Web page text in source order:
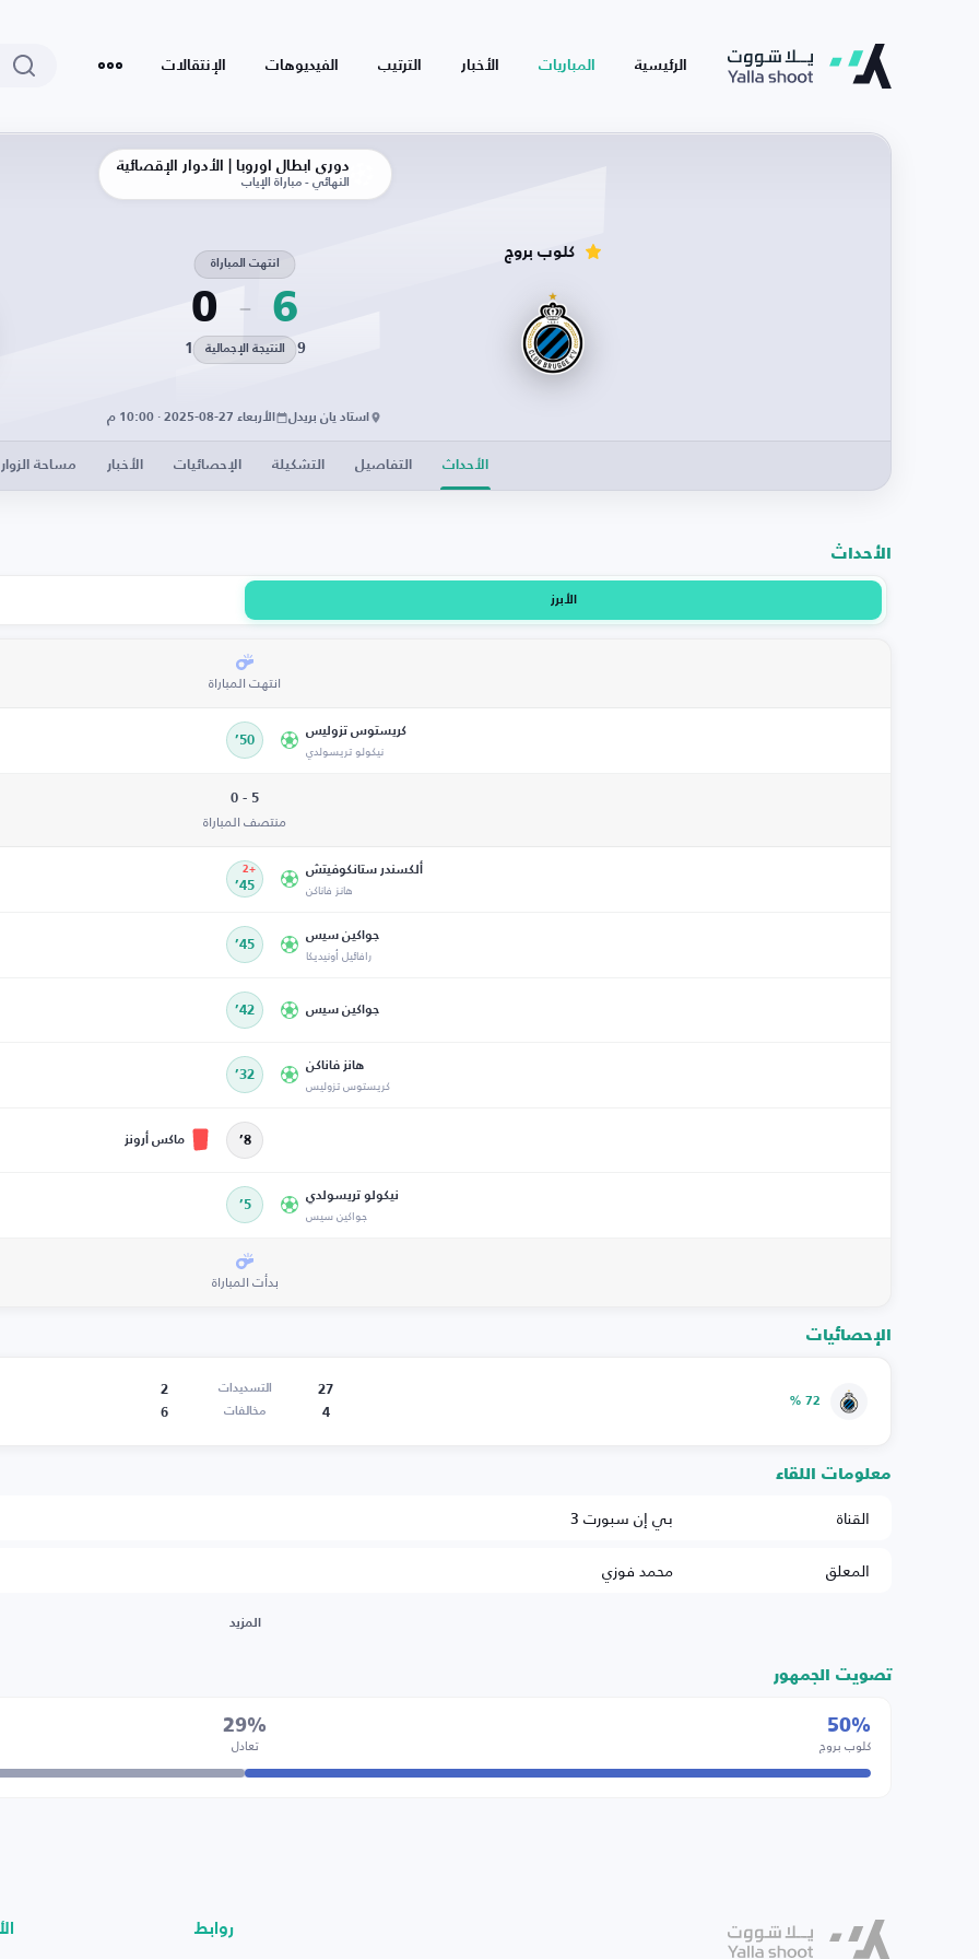
الرئيسية المباريات الأخبار الترتيب الفيديوهات الإنتقالات
دوري أبطال أوروبا | الأدوار الإقصائية
النهائي - مباراة الإياب
كلوب بروج
6
انتهت المباراة
0
9 النتيجة الإجمالية 1
استاد يان بريدل الأربعاء 27-08-2025 · 10:00 م
الأحداث التفاصيل التشكيلة الإحصائيات الأخبار مساحة الزوار
الأحداث
الأبرز
انتهت المباراة
كريستوس تزوليس
نيكولو تريسولدي 50’
5 - 0
منتصف المباراة
ألكسندر ستانكوفيتش
هانز فاناكن 45’
+2
جواكين سيس
رافائيل أونيديكا 45’
جواكين سيس 42’
هانز فاناكن
كريستوس تزوليس 32’
8’ ماكس أرونز
نيكولو تريسولدي
جواكين سيس 5’
بدأت المباراة
الإحصائيات
72 %
27 التسديدات
2
4
مخالفات 6
معلومات اللقاء
القناة
بي إن سبورت 3
المعلق
محمد فوزي
المزيد
تصويت الجمهور
50%
كلوب بروج
29%
تعادل
روابط